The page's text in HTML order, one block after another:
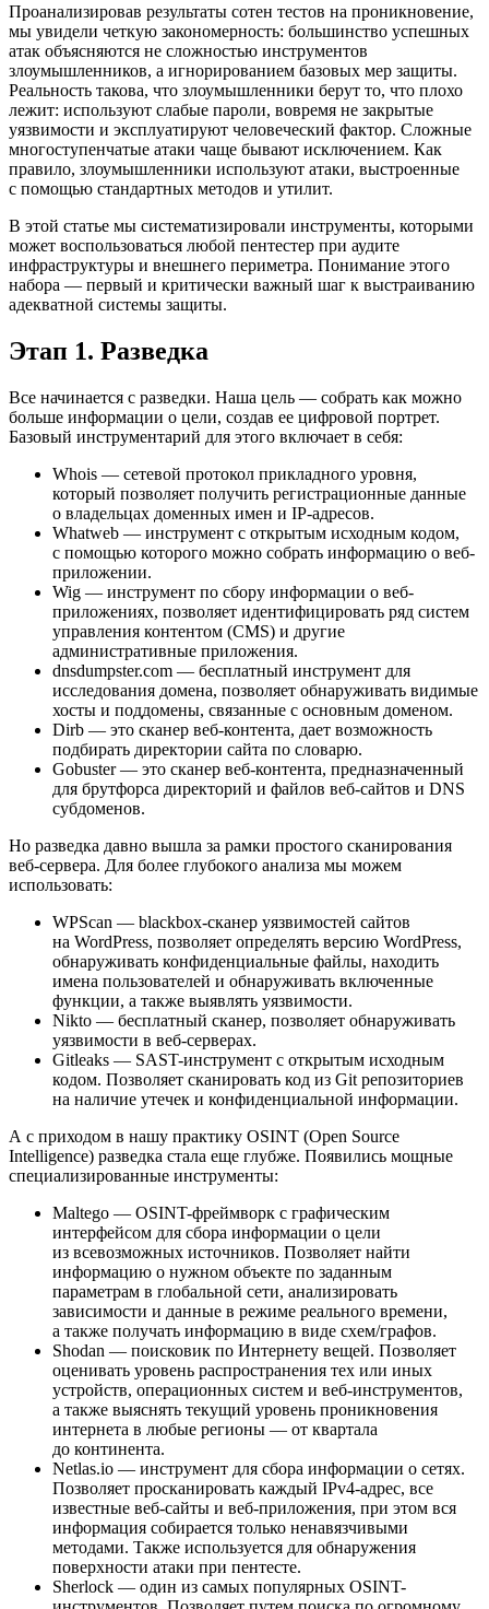
Проанализировав результаты сотен тестов на проникновение,
мы увидели четкую закономерность: большинство успешных
атак объясняются не сложностью инструментов
злоумышленников, а игнорированием базовых мер защиты.
Реальность такова, что злоумышленники берут то, что плохо
лежит: используют слабые пароли, вовремя не закрытые
уязвимости и эксплуатируют человеческий фактор. Сложные
многоступенчатые атаки чаще бывают исключением. Как
правило, злоумышленники используют атаки, выстроенные
с помощью стандартных методов и утилит.
В этой статье мы систематизировали инструменты, которыми
может воспользоваться любой пентестер при аудите
инфраструктуры и внешнего периметра. Понимание этого
набора — первый и критически важный шаг к выстраиванию
адекватной системы защиты.
Этап 1. Разведка
Все начинается с разведки. Наша цель — собрать как можно
больше информации о цели, создав ее цифровой портрет.
Базовый инструментарий для этого включает в себя:
Whois — сетевой протокол прикладного уровня,
который позволяет получить регистрационные данные
о владельцах доменных имен и IP-адресов.
Whatweb — инструмент с открытым исходным кодом,
с помощью которого можно собрать информацию о веб-
приложении.
Wig — инструмент по сбору информации о веб-
приложениях, позволяет идентифицировать ряд систем
управления контентом (CMS) и другие
административные приложения.
dnsdumpster.com — бесплатный инструмент для
исследования домена, позволяет обнаруживать видимые
хосты и поддомены, связанные с основным доменом.
Dirb — это сканер веб-контента, дает возможность
подбирать директории сайта по словарю.
Gobuster — это сканер веб-контента, предназначенный
для брутфорса директорий и файлов веб-сайтов и DNS
субдоменов.
Но разведка давно вышла за рамки простого сканирования
веб-сервера. Для более глубокого анализа мы можем
использовать:
WPScan — blackbox-сканер уязвимостей сайтов
на WordPress, позволяет определять версию WordPress,
обнаруживать конфиденциальные файлы, находить
имена пользователей и обнаруживать включенные
функции, а также выявлять уязвимости.
Nikto — бесплатный сканер, позволяет обнаруживать
уязвимости в веб-серверах.
Gitleaks — SAST-инструмент с открытым исходным
кодом. Позволяет сканировать код из Git репозиториев
на наличие утечек и конфиденциальной информации.
А с приходом в нашу практику OSINT (Open Source
Intelligence) разведка стала еще глубже. Появились мощные
специализированные инструменты:
Maltego — OSINT-фреймворк с графическим
интерфейсом для сбора информации о цели
из всевозможных источников. Позволяет найти
информацию о нужном объекте по заданным
параметрам в глобальной сети, анализировать
зависимости и данные в режиме реального времени,
а также получать информацию в виде схем/графов.
Shodan — поисковик по Интернету вещей. Позволяет
оценивать уровень распространения тех или иных
устройств, операционных систем и веб‑инструментов,
а также выяснять текущий уровень проникновения
интернета в любые регионы — от квартала
до континента.
Netlas.io — инструмент для сбора информации о сетях.
Позволяет просканировать каждый IPv4-адрес, все
известные веб-сайты и веб-приложения, при этом вся
информация собирается только ненавязчивыми
методами. Также используется для обнаружения
поверхности атаки при пентесте.
Sherlock — один из самых популярных OSINT-